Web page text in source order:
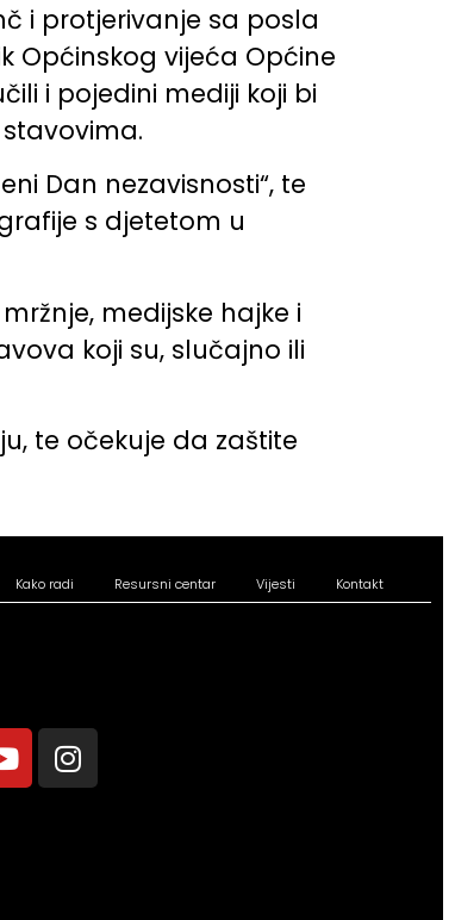
i protjerivanje sa posla
Općinskog vijeća Općine
i pojedini mediji koji bi
Dan nezavisnosti“, te
s djetetom u
medijske hajke i
koji su, slučajno ili
te očekuje da zaštite
Kako radi Resursni centar Vijesti Kontakt